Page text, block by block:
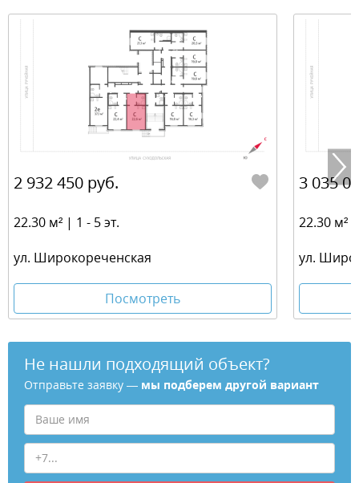
2 932 450 руб.
22.30 м² | 1 - 5 эт.
ул. Широкореченская
Посмотреть
3 035
22.30 м² |
ул.
Не нашли подходящий объект?
Отправьте заявку — мы подберем другой вариант